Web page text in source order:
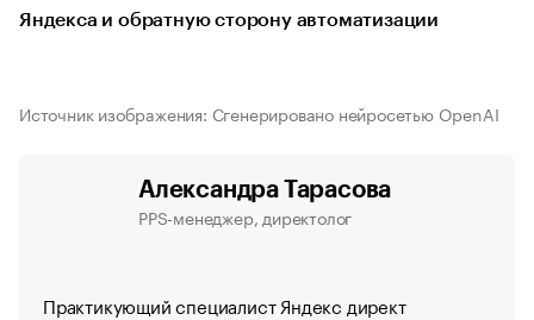
Яндекса и обратную сторону автоматизации
Источник изображения: Сгенерировано нейросетью OpenAI
Александра Тарасова
PPS-менеджер, директолог
Практикующий специалист Яндекс директ